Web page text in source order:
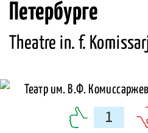
Петербурге
Theatre in. f.
1